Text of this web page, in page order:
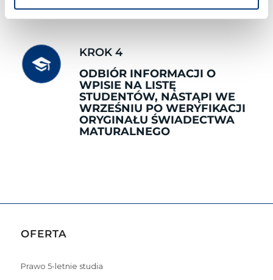
KROK 4
ODBIÓR INFORMACJI O
WPISIE NA LISTĘ
STUDENTÓW, NASTĄPI WE
WRZEŚNIU PO WERYFIKACJI
ORYGINAŁU ŚWIADECTWA
MATURALNEGO
OFERTA
Prawo 5-letnie studia